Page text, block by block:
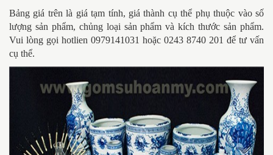
Bảng giá trên là giá tạm tính, giá thành cụ thể phụ thuộc vào số
lượng sản phẩm, chủng loại sản phẩm và kích thước sản phẩm.
Vui lòng gọi hotlien 0979141031 hoặc 0243 8740 201 để tư vấn
cụ thể.